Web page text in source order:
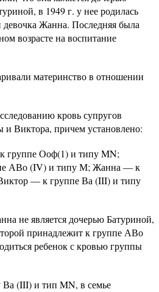
в 1949 г. у нее родилась
Жанна. Последняя была
возрасте на воспитание
материнство в отношении
кровь супругов
Виктора, причем установлено:
группе Ооф(1) и типу MN;
АВо (IV) и типу М; Жанна — к
— к группе Ва (III) и типу
не является дочерью Батуриной,
принадлежит к группе АВо
ребенок с кровью группы
(III) и тип MN, в семье